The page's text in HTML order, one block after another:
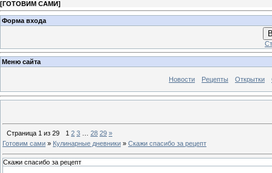
[ГОТОВИМ САМИ]
Форма входа
Меню сайта
Новости Рецепты Открытки
Страница 1 из 29 1 2 3 28 29 »
Готовим сами » Кулинарные дневники » Скажи спасибо за рецепт
Скажи спасибо за рецепт